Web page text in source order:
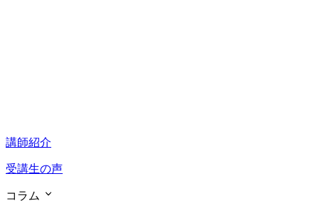
講師紹介
受講生の声
コラム